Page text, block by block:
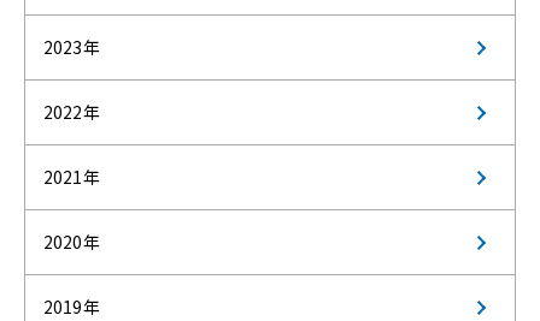
2023年
2022年
2021年
2020年
2019年